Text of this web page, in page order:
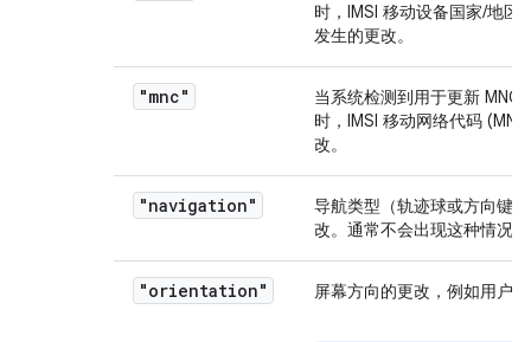
时，IMSI 移动设备国家/地区
发生的更改。
"mnc"
当系统检测到用于更新 MNC
时，IMSI 移动网络代码
改。
"navigation"
导航类型（轨迹球或方向键
改。通常不会出现这种情况。
"orientation" 屏幕方向的更改，例如用户